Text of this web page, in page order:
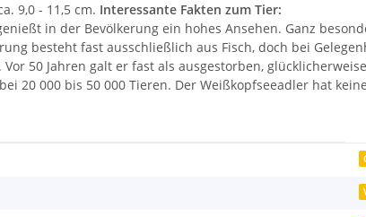
9,0 - 11,5 cm. Interessante Fakten zum Tier:
in der Bevölkerung ein hohes Ansehen. Ganz
besteht fast ausschließlich aus Fisch, doch bei
50 Jahren galt er fast als ausgestorben,
20 000 bis 50 000 Tieren. Der Weißkopfseeadler hat